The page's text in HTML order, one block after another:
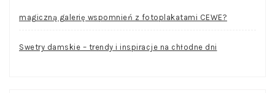
magiczną galerię wspomnień z fotoplakatami CEWE?
Swetry damskie – trendy i inspiracje na chłodne dni